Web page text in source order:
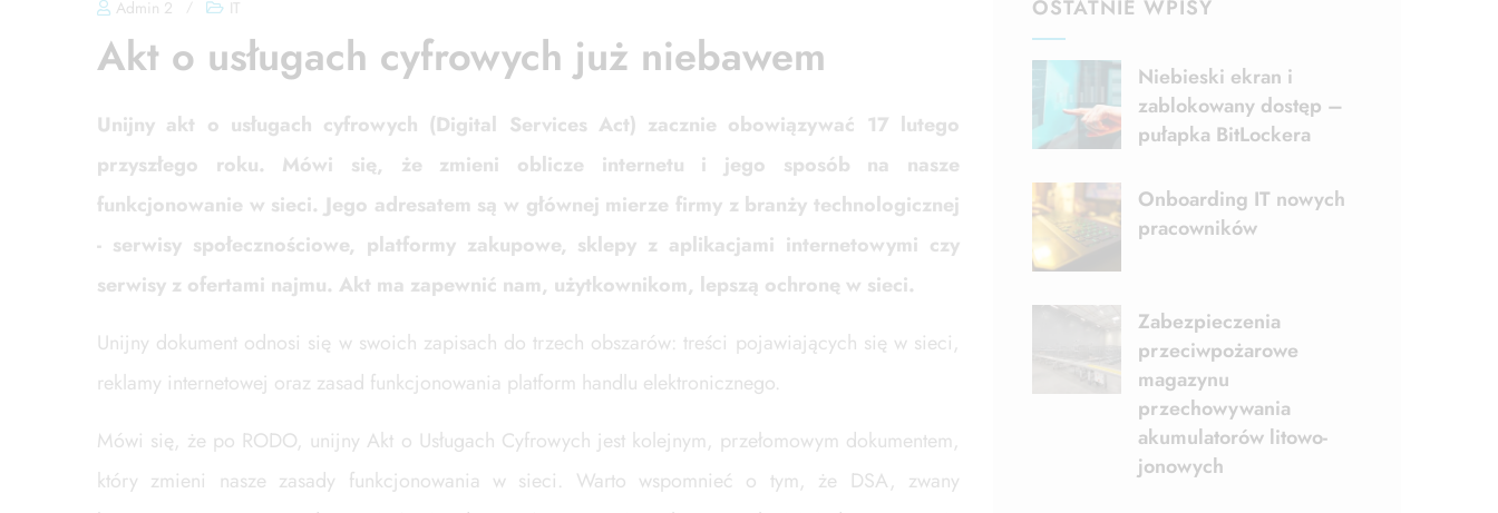
Admin 2 / IT
Akt o usługach cyfrowych już niebawem
Unijny akt o usługach cyfrowych (Digital Services Act) zacznie obowiązywać 17 lutego
przyszłego roku. Mówi się, że zmieni oblicze internetu i jego sposób na nasze
funkcjonowanie w sieci. Jego adresatem są w głównej mierze firmy z branży technologicznej
- serwisy społecznościowe, platformy zakupowe, sklepy z aplikacjami internetowymi czy
serwisy z ofertami najmu. Akt ma zapewnić nam, użytkownikom, lepszą ochronę w sieci.
Unijny dokument odnosi się w swoich zapisach do trzech obszarów: treści pojawiających się w sieci,
reklamy internetowej oraz zasad funkcjonowania platform handlu elektronicznego.
Mówi się, że po RODO, unijny Akt o Usługach Cyfrowych jest kolejnym, przełomowym dokumentem,
który zmieni nasze zasady funkcjonowania w sieci. Warto wspomnieć o tym, że DSA, zwany
OSTATNIE WPISY
Niebieski ekran i
zablokowany dostęp –
pułapka BitLockera
Onboarding IT nowych
pracowników
Zabezpieczenia
przeciwpożarowe
magazynu
przechowywania
akumulatorów litowo-
jonowych